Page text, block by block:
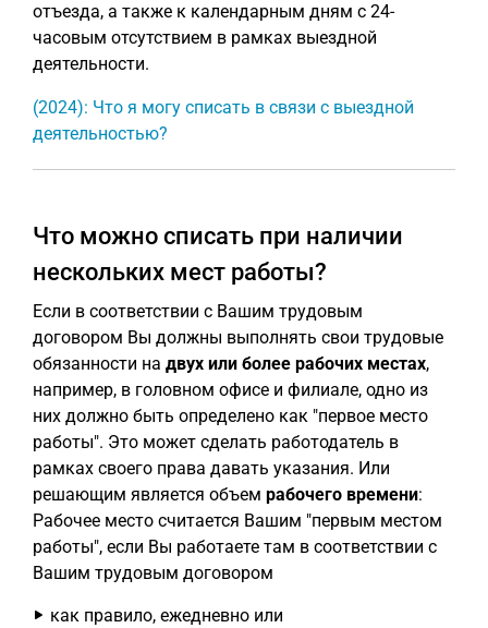
отъезда, а также к календарным дням с 24-
часовым отсутствием в рамках выездной
деятельности.
(2024): Что я могу списать в связи с выездной
деятельностью?
Что можно списать при наличии
нескольких мест работы?
Если в соответствии с Вашим трудовым
договором Вы должны выполнять свои трудовые
обязанности на двух или более рабочих местах,
например, в головном офисе и филиале, одно из
них должно быть определено как "первое место
работы". Это может сделать работодатель в
рамках своего права давать указания. Или
решающим является объем рабочего времени:
Рабочее место считается Вашим "первым местом
работы", если Вы работаете там в соответствии с
Вашим трудовым договором
как правило, ежедневно или